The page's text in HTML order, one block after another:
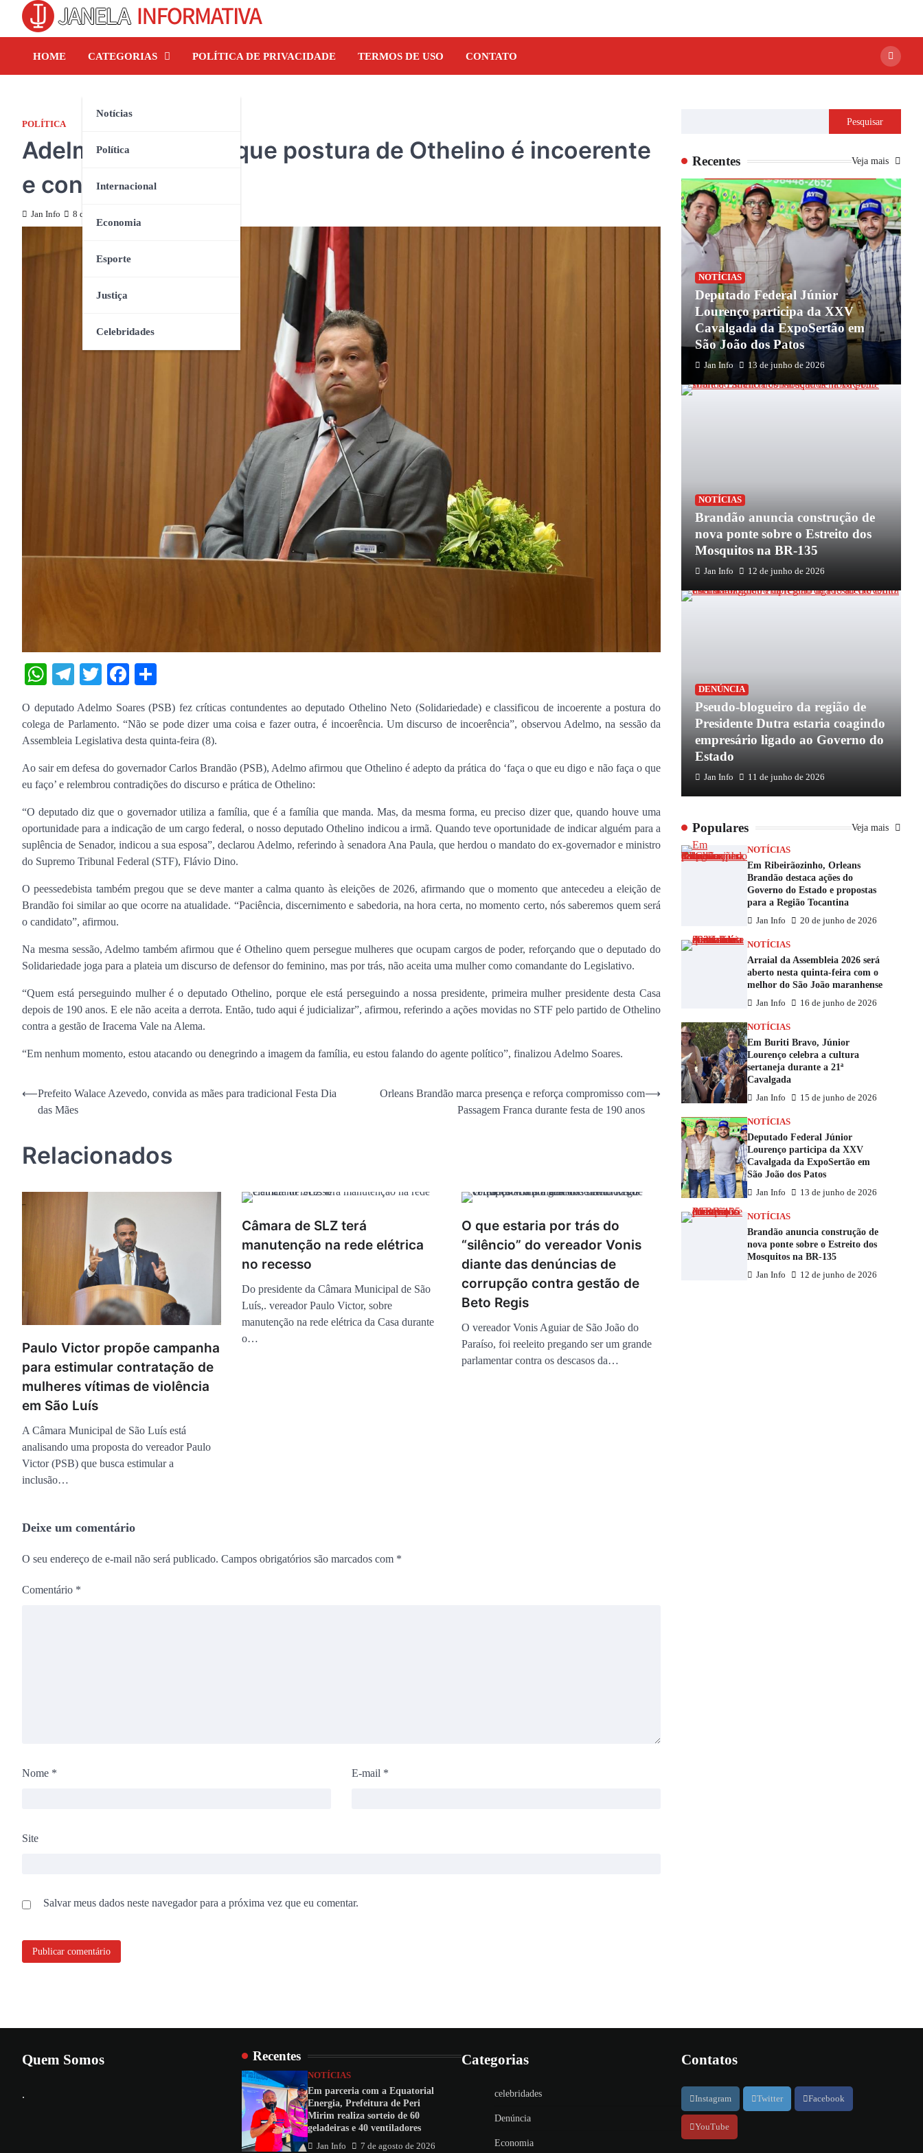
content
HOME CATEGORIAS
Notícias
Política
Internacional
Economia
Esporte
Justiça
Celebridades
POLÍTICA DE PRIVACIDADE TERMOS DE USO CONTATO
POLÍTICA
Adelmo Soares diz que postura de Othelino é incoerente
e contraditória
Jan Info 8 de maio de 2025
WhatsApp
Telegram
TwitterFacebook
O deputado Adelmo Soares (PSB) fez críticas contundentes ao deputado Othelino Neto (Solidariedade) e classificou de incoerente a postura do
colega de Parlamento. “Não se pode dizer uma coisa e fazer outra, é incoerência. Um discurso de incoerência”, observou Adelmo, na sessão da
Assembleia Legislativa desta quinta-feira (8).
Ao sair em defesa do governador Carlos Brandão (PSB), Adelmo afirmou que Othelino é adepto da prática do ‘faça o que eu digo e não faça o que
eu faço’ e relembrou contradições do discurso e prática de Othelino:
“O deputado diz que o governador utiliza a família, que é a família que manda. Mas, da mesma forma, eu preciso dizer que, quando houve uma
oportunidade para a indicação de um cargo federal, o nosso deputado Othelino indicou a irmã. Quando teve oportunidade de indicar alguém para a
suplência de Senador, indicou a sua esposa”, declarou Adelmo, referindo à senadora Ana Paula, que herdou o mandato do ex-governador e ministro
do Supremo Tribunal Federal (STF), Flávio Dino.
O peessedebista também pregou que se deve manter a calma quanto às eleições de 2026, afirmando que o momento que antecedeu a eleição de
Brandão foi similar ao que ocorre na atualidade. “Paciência, discernimento e sabedoria, na hora certa, no momento certo, nós saberemos quem será
o candidato”, afirmou.
Na mesma sessão, Adelmo também afirmou que é Othelino quem persegue mulheres que ocupam cargos de poder, reforçando que o deputado do
Solidariedade joga para a plateia um discurso de defensor do feminino, mas por trás, não aceita uma mulher como comandante do Legislativo.
“Quem está perseguindo mulher é o deputado Othelino, porque ele está perseguindo a nossa presidente, primeira mulher presidente desta Casa
depois de 190 anos. E ele não aceita a derrota. Então, tudo aqui é judicializar”, afirmou, referindo a ações movidas no STF pelo partido de Othelino
contra a gestão de Iracema Vale na Alema.
“Em nenhum momento, estou atacando ou denegrindo a imagem da família, eu estou falando do agente político”, finalizou Adelmo Soares.
Navegação
⟵Prefeito Walace Azevedo, convida as mães para tradicional Festa Dia
das Mães
Orleans Brandão marca presença e reforça compromisso com
Passagem Franca durante festa de 190 anos
⟶
Relacionados
Paulo Victor propõe campanha
para estimular contratação de
mulheres vítimas de violência
em São Luís
A Câmara Municipal de São Luís está
analisando uma proposta do vereador Paulo
Victor (PSB) que busca estimular a
inclusão…
Câmara de SLZ terá
manutenção na rede elétrica
no recesso
Do presidente da Câmara Municipal de São
Luís,. vereador Paulo Victor, sobre
manutenção na rede elétrica da Casa durante
o…
O que estaria por trás do
“silêncio” do vereador Vonis
diante das denúncias de
corrupção contra gestão de
Beto Regis
O vereador Vonis Aguiar de São João do
Paraíso, foi reeleito pregando ser um grande
parlamentar contra os descasos da…
Deixe um comentário
O seu endereço de e-mail não será publicado. Campos obrigatórios são marcados com *
Comentário *
Nome * E-mail *
Site
Salvar meus dados neste navegador para a próxima vez que eu comentar.
Pesquisar
Recentes Veja mais
NOTÍCIAS
Deputado Federal Júnior
Lourenço participa da XXV
Cavalgada da ExpoSertão em
São João dos Patos
Jan Info 13 de junho de 2026
NOTÍCIAS
Brandão anuncia construção de
nova ponte sobre o Estreito dos
Mosquitos na BR-135
Jan Info 12 de junho de 2026
DENÚNCIA
Pseudo-blogueiro da região de
Presidente Dutra estaria coagindo
empresário ligado ao Governo do
Estado
Jan Info 11 de junho de 2026
Populares Veja mais
NOTÍCIAS
Em Ribeirãozinho, Orleans
Brandão destaca ações do
Governo do Estado e propostas
para a Região Tocantina
Jan Info 20 de junho de 2026
NOTÍCIAS
Arraial da Assembleia 2026 será
aberto nesta quinta-feira com o
melhor do São João maranhense
Jan Info 16 de junho de 2026
NOTÍCIAS
Em Buriti Bravo, Júnior
Lourenço celebra a cultura
sertaneja durante a 21ª
Cavalgada
Jan Info 15 de junho de 2026
NOTÍCIAS
Deputado Federal Júnior
Lourenço participa da XXV
Cavalgada da ExpoSertão em
São João dos Patos
Jan Info 13 de junho de 2026
NOTÍCIAS
Brandão anuncia construção de
nova ponte sobre o Estreito dos
Mosquitos na BR-135
Jan Info 12 de junho de 2026
Quem Somos
.
Recentes
NOTÍCIAS
Em parceria com a Equatorial
Energia, Prefeitura de Peri
Mirim realiza sorteio de 60
geladeiras e 40 ventiladores
Jan Info 7 de agosto de 2026
Categorias
celebridades
Denúncia
Economia
Contatos
Instagram Twitter Facebook
YouTube